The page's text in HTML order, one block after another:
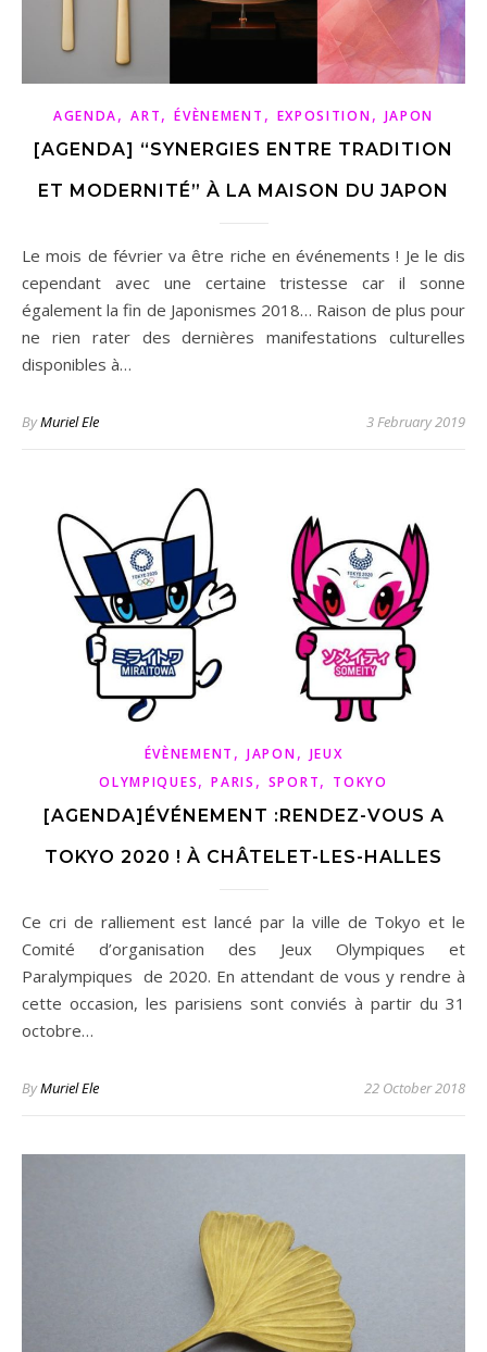
AGENDA,ART,ÉVÈNEMENT , EXPOSITION, JAPON
[AGENDA] “SYNERGIES ENTRE TRADITION
ET MODERNITÉ” À LA MAISON DU JAPON
Le mois de février va être riche en événements ! Je le dis
cependant avec une certaine tristesse car il sonne
également la fin de Japonismes 2018… Raison de plus pour
ne rien rater des dernières manifestations culturelles
disponibles à…
ByMuriel Ele 3 February 2019
ÉVÈNEMENT , JAPON, JEUX
OLYMPIQUES,PARIS , SPORT, TOKYO
[AGENDA]ÉVÉNEMENT :RENDEZ-VOUS A
TOKYO 2020 ! À CHÂTELET-LES-HALLES
Ce cri de ralliement est lancé par la ville de Tokyo et le
Comité d’organisation des Jeux Olympiques et
Paralympiques de 2020. En attendant de vous y rendre à
cette occasion, les parisiens sont conviés à partir du 31
octobre…
ByMuriel Ele 22 October 2018